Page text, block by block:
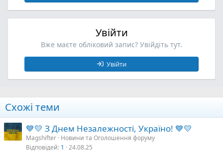
Увійти
Вже маєте обліковий запис? Увійдіть тут.
Увійти
Схожі теми
💙💛 З Днем Незалежності, Україно! 💙💛
Magshifter Новини та Оголошення форуму
Відповідей 1 24.08.25